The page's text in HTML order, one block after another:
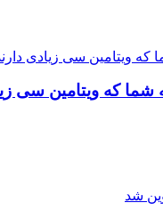
شما که ویتامین سی